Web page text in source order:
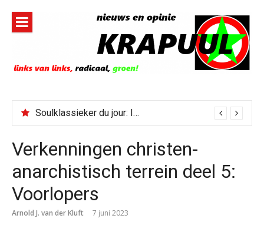
inhoud
Soulklassieker du jour: I Wish It Would Rain
Verkenningen christen-
anarchistisch terrein deel 5:
Voorlopers
Arnold J. van der Kluft 7 juni 2023